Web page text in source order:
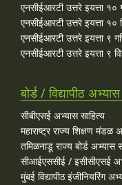
एनसीईआरटी उत्तरे इयत्ता १०
एनसीईआरटी उत्तरे इयत्ता १०
एनसीईआरटी उत्तरे इयत्ता ९
एनसीईआरटी उत्तरे इयत्ता ९
बोर्ड / विद्यापीठ
सीबीएसई अभ्यास साहित्य
महाराष्ट्र राज्य शिक्षण मंडळ
तमिळनाडू राज्य बोर्ड अभ्यास
सीआईएससीई / इसीसीएसई
मुंबई विद्यापीठ इंजीनियरिंग